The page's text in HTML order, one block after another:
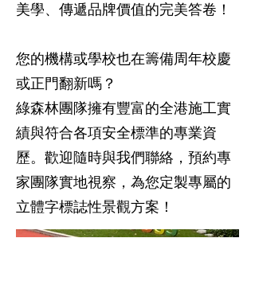
美學、傳遞品牌價值的完美答卷！
您的機構或學校也在籌備周年校慶
或正門翻新嗎？
綠森林團隊擁有豐富的全港施工實
績與符合各項安全標準的專業資
歷。歡迎隨時與我們聯絡，預約專
家團隊實地視察，為您定製專屬的
立體字標誌性景觀方案！